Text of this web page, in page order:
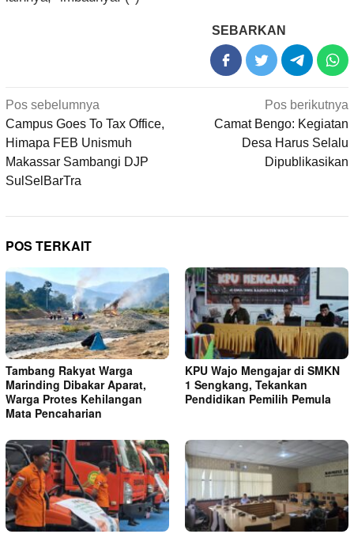
SEBARKAN
Navigasi
pos
Pos sebelumnya
Campus Goes To Tax Office,
Himapa FEB Unismuh
Makassar Sambangi DJP
SulSelBarTra
Pos berikutnya
Camat Bengo: Kegiatan
Desa Harus Selalu
Dipublikasikan
POS TERKAIT
Tambang Rakyat Warga
Marinding Dibakar Aparat,
Warga Protes Kehilangan
Mata Pencaharian
KPU Wajo Mengajar di SMKN
1 Sengkang, Tekankan
Pendidikan Pemilih Pemula